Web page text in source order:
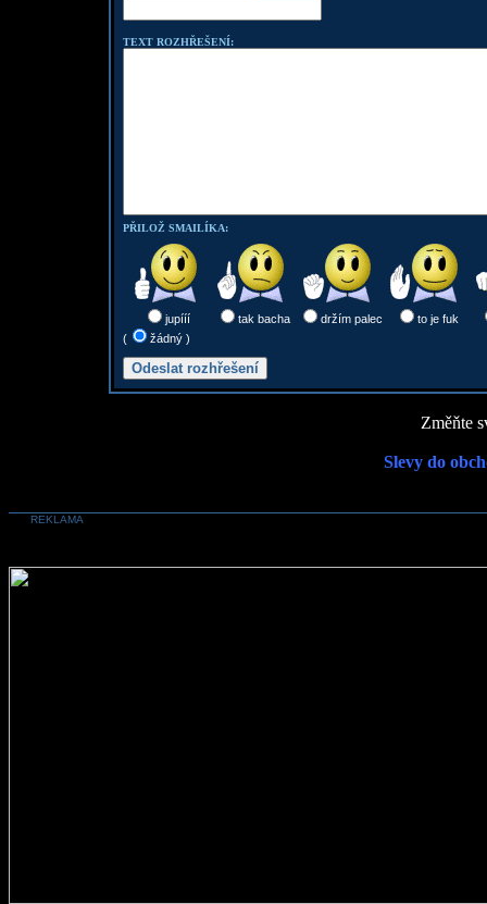
TEXT ROZHŘEŠENÍ:
PŘILOŽ SMAILÍKA:
jupííí tak bacha držím palec
to je fuk
(
žádný )
Změňte
Slevy do
REKLAMA